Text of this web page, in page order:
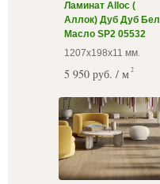
Ламинат Alloc (
Аллок) Дуб Дуб Бел
Масло SP2 05532
1207х198х11 мм.
5 950 руб. / м 2